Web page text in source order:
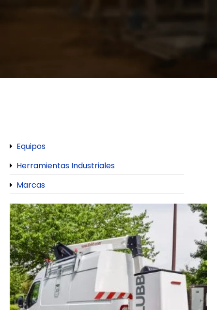
Equipos
Herramientas Industriales
Marcas